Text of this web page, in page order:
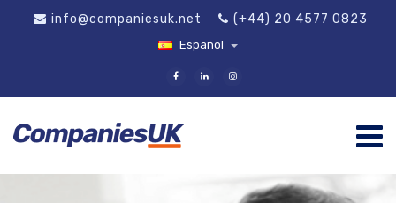
info@companiesuk.net (+44) 20 4577 0823
Español